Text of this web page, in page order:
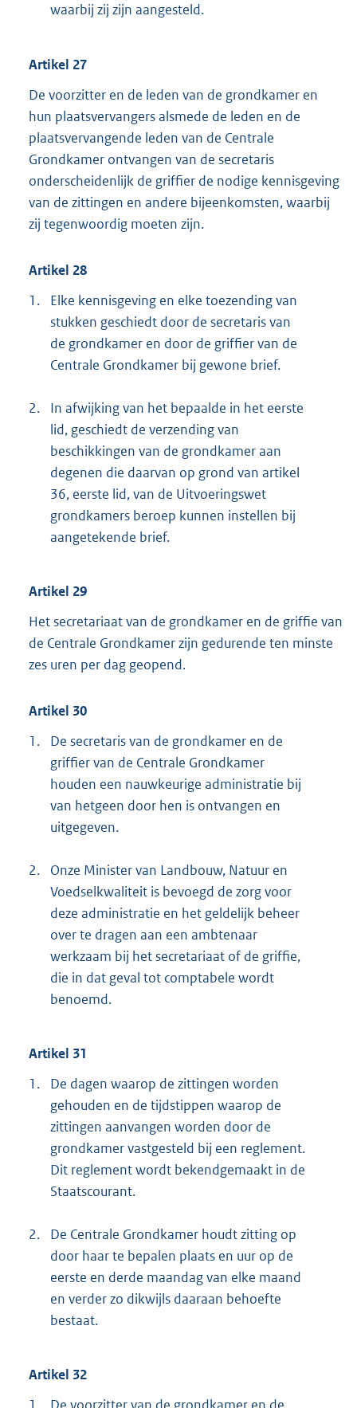
waarbij zij zijn aangesteld.
Artikel 27
De voorzitter en de leden van de grondkamer en
hun plaatsvervangers alsmede de leden en de
plaatsvervangende leden van de Centrale
Grondkamer ontvangen van de secretaris
onderscheidenlijk de griffier de nodige kennisgeving
van de zittingen en andere bijeenkomsten, waarbij
zij tegenwoordig moeten zijn.
Artikel 28
1.
Elke kennisgeving en elke toezending van
stukken geschiedt door de secretaris van
de grondkamer en door de griffier van de
Centrale Grondkamer bij gewone brief.
2.
In afwijking van het bepaalde in het eerste
lid, geschiedt de verzending van
beschikkingen van de grondkamer aan
degenen die daarvan op grond van artikel
36, eerste lid, van de Uitvoeringswet
grondkamers beroep kunnen instellen bij
aangetekende brief.
Artikel 29
Het secretariaat van de grondkamer en de griffie van
de Centrale Grondkamer zijn gedurende ten minste
zes uren per dag geopend.
Artikel 30
1.
De secretaris van de grondkamer en de
griffier van de Centrale Grondkamer
houden een nauwkeurige administratie bij
van hetgeen door hen is ontvangen en
uitgegeven.
2.
Onze Minister van Landbouw, Natuur en
Voedselkwaliteit is bevoegd de zorg voor
deze administratie en het geldelijk beheer
over te dragen aan een ambtenaar
werkzaam bij het secretariaat of de griffie,
die in dat geval tot comptabele wordt
benoemd.
Artikel 31
1.
De dagen waarop de zittingen worden
gehouden en de tijdstippen waarop de
zittingen aanvangen worden door de
grondkamer vastgesteld bij een reglement.
Dit reglement wordt bekendgemaakt in de
Staatscourant.
2.
De Centrale Grondkamer houdt zitting op
door haar te bepalen plaats en uur op de
eerste en derde maandag van elke maand
en verder zo dikwijls daaraan behoefte
bestaat.
Artikel 32